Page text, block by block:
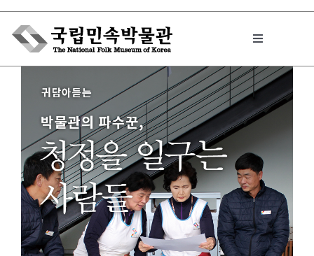
Skip
content
Toggle
박물관에서는
민속이야기
민속 인사이드